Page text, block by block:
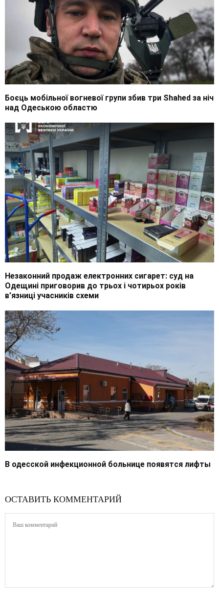
Боєць мобільної вогневої групи збив три Shahed за ніч
над Одеською областю
Незаконний продаж електронних сигарет: суд на
Одещині приговорив до трьох і чотирьох років
в’язниці учасників схеми
В одесской инфекционной больнице появятся лифты
ОСТАВИТЬ КОММЕНТАРИЙ